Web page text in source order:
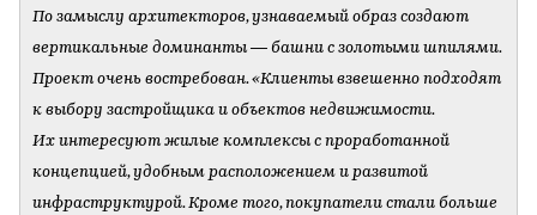
По замыслу архитекторов, узнаваемый образ создают
вертикальные доминанты — башни с золотыми шпилями.
Проект очень востребован. «Клиенты взвешенно подходят
к выбору застройщика и объектов недвижимости.
Их интересуют жилые комплексы с проработанной
концепцией, удобным расположением и развитой
инфраструктурой. Кроме того, покупатели стали больше